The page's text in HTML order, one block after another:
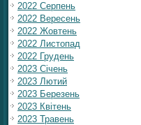
2022 Серпень
2022 Вересень
2022 Жовтень
2022 Листопад
2022 Грудень
2023 Січень
2023 Лютий
2023 Березень
2023 Квітень
2023 Травень